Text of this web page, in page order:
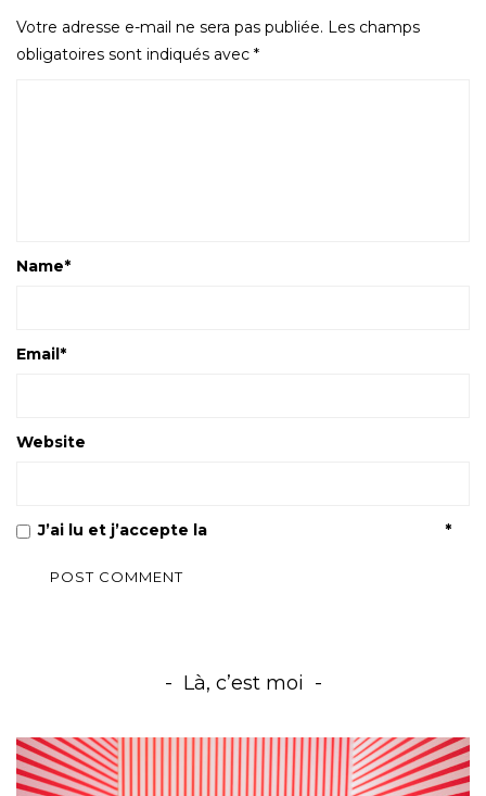
Votre adresse e-mail ne sera pas publiée. Les champs
obligatoires sont indiqués avec *
Name*
Email*
Website
J’ai lu et j’accepte la *
Là, c’est moi